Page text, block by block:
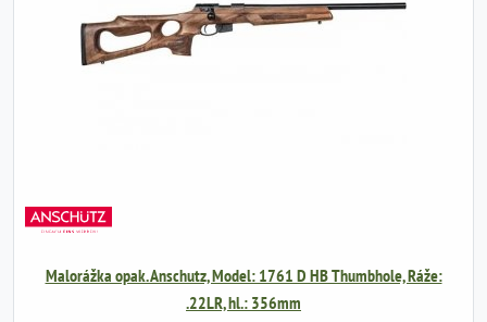
Malorážka opak. Anschutz, Model: 1761 D HB Thumbhole, Ráže:
.22LR, hl.: 356mm